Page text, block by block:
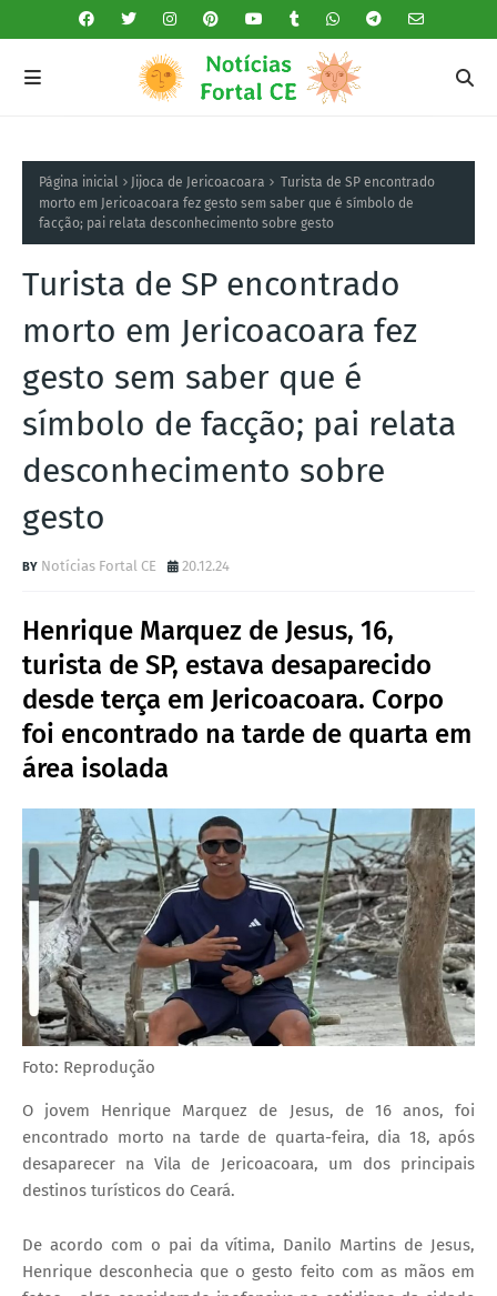
Página inicial Jijoca de Jericoacoara
Turista de SP encontrado
morto em Jericoacoara fez gesto sem saber que é símbolo de
facção; pai relata desconhecimento sobre gesto
Turista de SP encontrado
morto em Jericoacoara fez
gesto sem saber que é
símbolo de facção; pai relata
desconhecimento sobre
gesto
Notícias Fortal CE 20.12.24
Henrique Marquez de Jesus, 16,
turista de SP, estava desaparecido
desde terça em Jericoacoara. Corpo
foi encontrado na tarde de quarta em
área isolada
Foto: Reprodução
O jovem Henrique Marquez de Jesus, de 16 anos, foi
encontrado morto na tarde de quarta-feira, dia 18, após
desaparecer na Vila de Jericoacoara, um dos principais
destinos turísticos do Ceará.
De acordo com o pai da vítima, Danilo Martins de Jesus,
Henrique desconhecia que o gesto feito com as mãos em